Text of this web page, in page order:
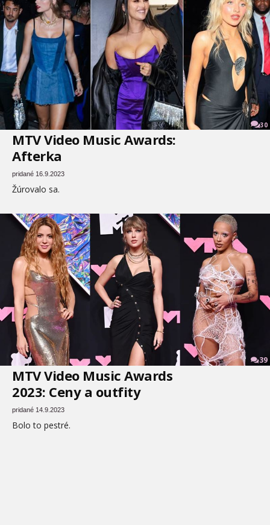
30
MTV Video Music Awards:
Afterka
pridané 16.9.2023
Žúrovalo sa.
39
MTV Video Music Awards
2023: Ceny a outfity
pridané 14.9.2023
Bolo to pestré.